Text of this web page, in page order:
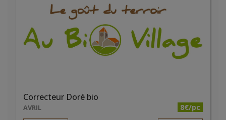
Correcteur Doré bio
AVRIL 8€/pc